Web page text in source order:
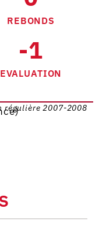
REBONDS
-1
EVALUATION
régulière 2007-2008